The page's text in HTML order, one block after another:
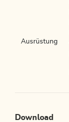
Ausrüstung
Download